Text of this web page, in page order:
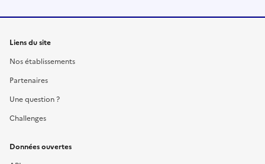
Liens du site
Nos établissements
Partenaires
Une question ?
Challenges
Données ouvertes